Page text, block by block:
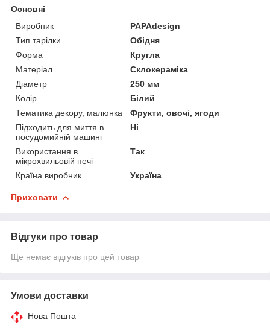
Основні
Виробник
PAPAdesign
Тип тарілки
Обідня
Форма
Кругла
Матеріал
Склокераміка
Діаметр
250 мм
Колір
Білий
Тематика декору, малюнка
Фрукти, овочі, ягоди
Підходить для миття в
посудомийній машині
Ні
Використання в
мікрохвильовій печі
Так
Країна виробник Україна
Приховати
Відгуки про товар
Ще немає відгуків про цей товар
Умови доставки
Нова Пошта